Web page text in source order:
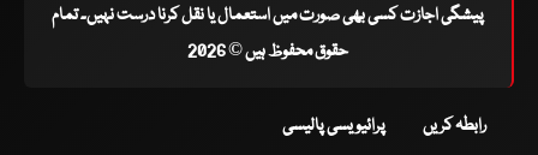
پیشگی اجازت کسی بھی صورت میں استعمال یا نقل کرنا درست نہیں۔ تمام
حقوق محفوظ ہیں © 2026
رابطہ کریں پرائیویسی پالیسی